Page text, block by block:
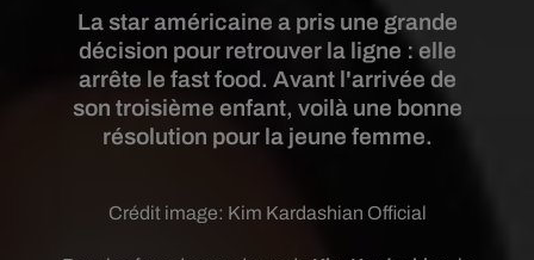
La star américaine a pris une grande
décision pour retrouver la ligne : elle
arrête le fast food. Avant l'arrivée de
son troisième enfant, voilà une bonne
résolution pour la jeune femme.
Crédit image: Kim Kardashian Official